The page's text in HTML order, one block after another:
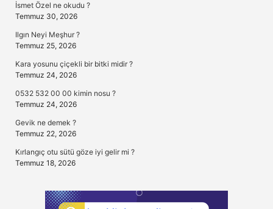
İsmet Özel ne okudu ?
Temmuz 30, 2026
Ilgın Neyi Meşhur ?
Temmuz 25, 2026
Kara yosunu çiçekli bir bitki midir ?
Temmuz 24, 2026
0532 532 00 00 kimin nosu ?
Temmuz 24, 2026
Gevik ne demek ?
Temmuz 22, 2026
Kırlangıç otu sütü göze iyi gelir mi ?
Temmuz 18, 2026